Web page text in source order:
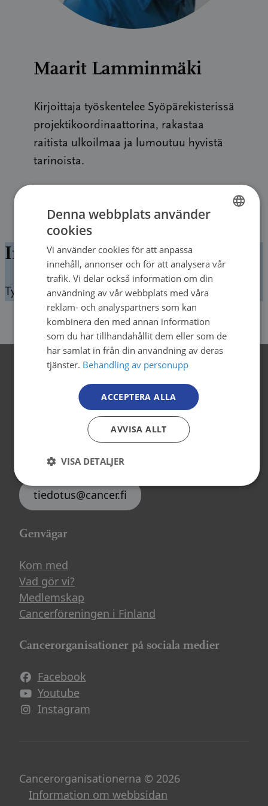
Maarit Lamminmäki
Kirjoittaja työskentelee Syöpärekisterissä
projektikoordinaattorina, rakastaa
raitista ulkoilmaa ja lumoutuu hyvistä
tarinoista.
Ingenting hittades
Tyvärr, vi kunde inte hitta det du letade efter.
Cancerorganisationerna
Backasgatan 2, 4.våning
00500 Helsingfors
tel. 09 135 331
tiedotus@cancer.fi
Genvägar
Kom med
Vad gör vi?
Medlemskap
Cancerföreningen i Finland
Cancerorganisationer på sociala medier
Facebook
Avautuu uuteen ikkunaan
Youtube
Avautuu uuteen ikkunaan
Instagram
Avautuu uuteen ikkunaan
Cancerorganisationerna © 2026
Information om webbsidan
ENGLISH
Denna webbplats använder
cookies
Vi använder cookies för att anpassa
innehåll, annonser och för att analysera vår
trafik. Vi delar också information om din
användning av vår webbplats med våra
reklam- och analyspartners som kan
kombinera den med annan information
som du har tillhandahållit dem eller som de
har samlat in från din användning av deras
tjänster. Behandling av personupp
ACCEPTERA ALLA
AVVISA ALLT
VISA DETALJER